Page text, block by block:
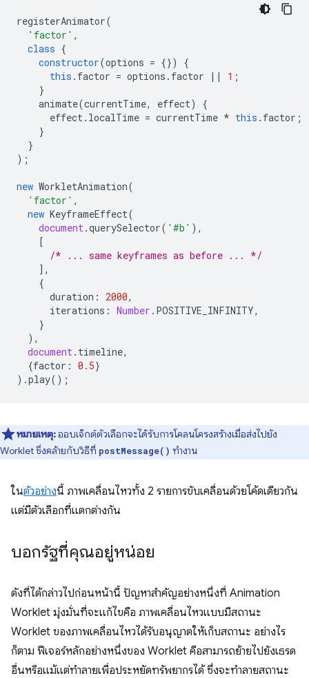
registerAnimator(
'factor' ,
class {
constructor(options = {})
{
this . factor = options . factor || 1 ;
}
animate(currentTime, effect)
{
effect . localTime = currentTime * this . factor ;
}
}
);
new WorkletAnimation(
'factor' ,
new KeyframeEffect(
document .querySelector( '#b' ),
[
/* ... same keyframes as before ... */
],
{
duration : 2000,
iterations : Number . POSITIVE_INFINITY,
}
),
document . timeline,
{factor : 0.5}
).play();
หมายเหตุ:ออบเจ็กต์ตัวเลือกจะได้รับการโคลนโครงสร้างเมื่อส่งไปยัง
Worklet ซึ่งคล้ายกับวิธีที่ postMessage() ทำงาน
ในตัวอย่างนี้ ภาพเคลื่อนไหวทั้ง 2 รายการขับเคลื่อนด้วยโค้ดเดียวกัน
แต่มีตัวเลือกที่แตกต่างกัน
บอกรัฐที่คุณอยู่หน่อย
ดังที่ได้กล่าวไปก่อนหน้านี้ ปัญหาสำคัญอย่างหนึ่งที่ Animation
Worklet มุ่งมั่นที่จะแก้ไขคือ ภาพเคลื่อนไหวแบบมีสถานะ
Worklet ของภาพเคลื่อนไหวได้รับอนุญาตให้เก็บสถานะ อย่างไร
ก็ตาม ฟีเจอร์หลักอย่างหนึ่งของ Worklet คือสามารถย้ายไปยังเธรด
อื่นหรือแม้แต่ทำลายเพื่อประหยัดทรัพยากรได้ ซึ่งจะทำลายสถานะ